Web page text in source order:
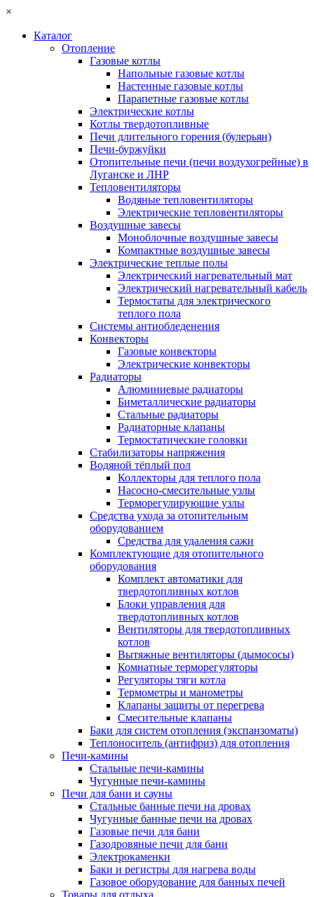
×
Каталог
Отопление
Газовые котлы
Напольные газовые котлы
Настенные газовые котлы
Парапетные газовые котлы
Электрические котлы
Котлы твердотопливные
Печи длительного горения (булерьян)
Печи-буржуйки
Отопительные печи (печи воздухогрейные) в
Луганске и ЛНР
Тепловентиляторы
Водяные тепловентиляторы
Электрические тепловентиляторы
Воздушные завесы
Моноблочные воздушные завесы
Компактные воздушные завесы
Электрические теплые полы
Электрический нагревательный мат
Электрический нагревательный кабель
Термостаты для электрического
теплого пола
Системы антиобледенения
Конвекторы
Газовые конвекторы
Электрические конвекторы
Радиаторы
Алюминиевые радиаторы
Биметаллические радиаторы
Стальные радиаторы
Радиаторные клапаны
Термостатические головки
Стабилизаторы напряжения
Водяной тёплый пол
Коллекторы для теплого пола
Насосно-смесительные узлы
Терморегулирующие узлы
Средства ухода за отопительным
оборудованием
Средства для удаления сажи
Комплектующие для отопительного
оборудования
Комплект автоматики для
твердотопливных котлов
Блоки управления для
твердотопливных котлов
Вентиляторы для твердотопливных
котлов
Вытяжные вентиляторы (дымососы)
Комнатные терморегуляторы
Регуляторы тяги котла
Термометры и манометры
Клапаны защиты от перегрева
Смесительные клапаны
Баки для систем отопления (экспанзоматы)
Теплоноситель (антифриз) для отопления
Печи-камины
Стальные печи-камины
Чугунные печи-камины
Печи для бани и сауны
Стальные банные печи на дровах
Чугунные банные печи на дровах
Газовые печи для бани
Газодровяные печи для бани
Электрокаменки
Баки и регистры для нагрева воды
Газовое оборудование для банных печей
Товары для отдыха